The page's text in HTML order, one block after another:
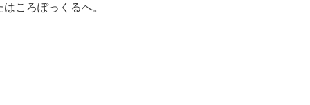
ころぽっくるへ。